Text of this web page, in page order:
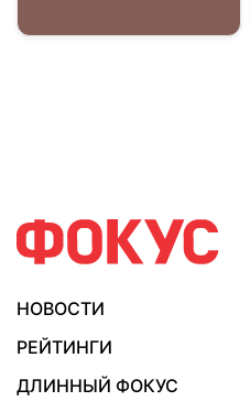
НОВОСТИ
РЕЙТИНГИ
ДЛИННЫЙ ФОКУС